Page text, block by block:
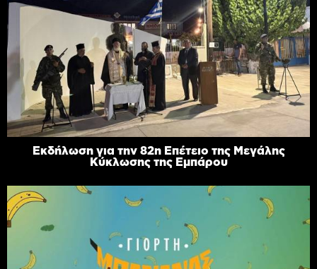
Εκδήλωση για την 82η Επέτειο της Μεγάλης
Κύκλωσης της Εμπάρου